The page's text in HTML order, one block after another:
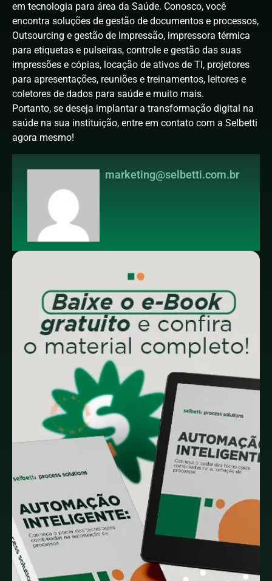
em tecnologia para área da Saúde. Conosco, você
encontra soluções de gestão de documentos e processos,
Outsourcing e gestão de Impressão, impressora térmica
para etiquetas e pulseiras, controle e gestão das suas
impressões e cópias, locação de ativos de TI, projetores
para apresentações, reuniões e treinamentos, leitores e
coletores de dados para saúde e muito mais.
Portanto, se deseja implantar a transformação digital na
saúde na sua instituição, entre em contato com a Selbetti
agora mesmo!
marketing@selbetti.com.br